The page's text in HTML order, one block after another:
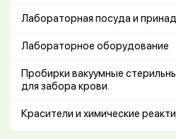
Лабораторная посуда и
Лабораторное оборудование
Пробирки вакуумные
для забора крови.
Красители и химические